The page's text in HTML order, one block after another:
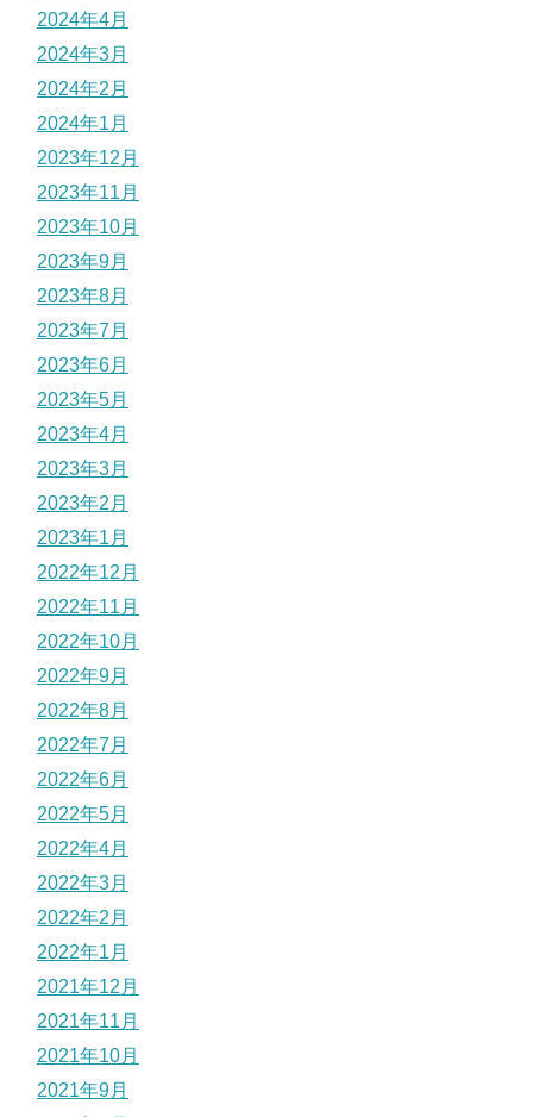
2024年4月
2024年3月
2024年2月
2024年1月
2023年12月
2023年11月
2023年10月
2023年9月
2023年8月
2023年7月
2023年6月
2023年5月
2023年4月
2023年3月
2023年2月
2023年1月
2022年12月
2022年11月
2022年10月
2022年9月
2022年8月
2022年7月
2022年6月
2022年5月
2022年4月
2022年3月
2022年2月
2022年1月
2021年12月
2021年11月
2021年10月
2021年9月